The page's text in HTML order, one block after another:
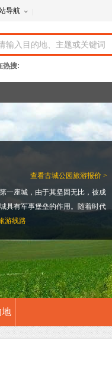
导航
热搜:
查看古城公园旅游报价 >
一座城，由于其坚固无比，被成
具有军事堡垒的作用。随着时代
游线路
地